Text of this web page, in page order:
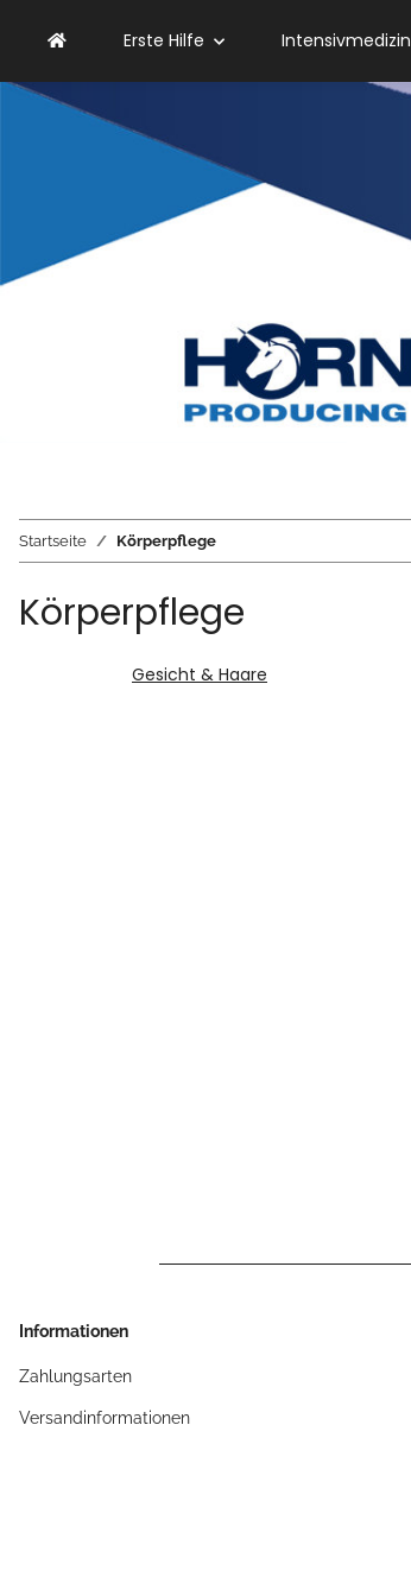
Erste Hilfe Intensivmedizin
Startseite Körperpflege
Körperpflege
Gesicht & Haare
Informationen
Zahlungsarten
Versandinformationen